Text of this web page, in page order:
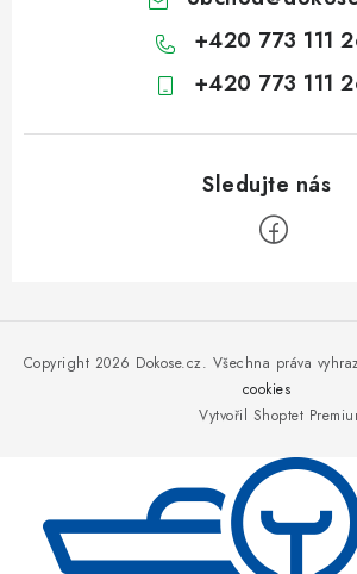
+420 773 111
+420 773 111
Vytvořil Shoptet
Copyright 2026 Dokose.cz. Všechna práva
cookies